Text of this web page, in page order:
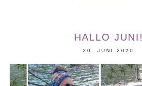
HALLO JUNI!
20. JUNI 2020